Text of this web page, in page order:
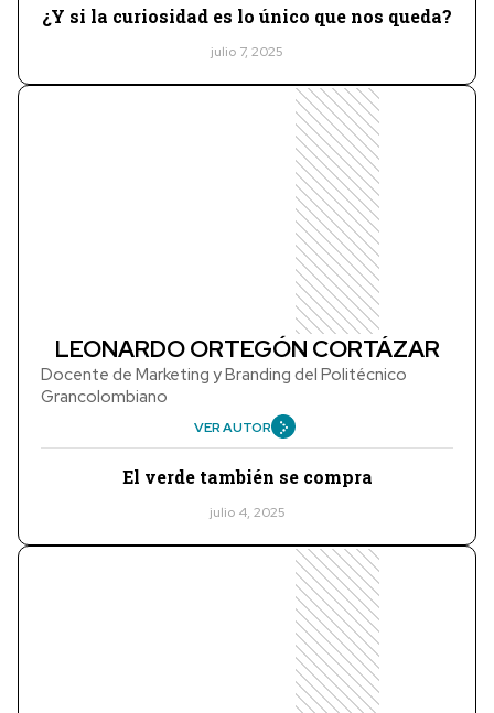
¿Y si la curiosidad es lo único que nos queda?
julio 7, 2025
LEONARDO ORTEGÓN CORTÁZAR
Docente de Marketing y Branding del Politécnico
Grancolombiano
VER AUTOR
El verde también se compra
julio 4, 2025